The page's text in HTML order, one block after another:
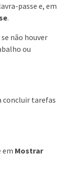
passe e, em
.
não houver
ou
concluir tarefas
em Mostrar